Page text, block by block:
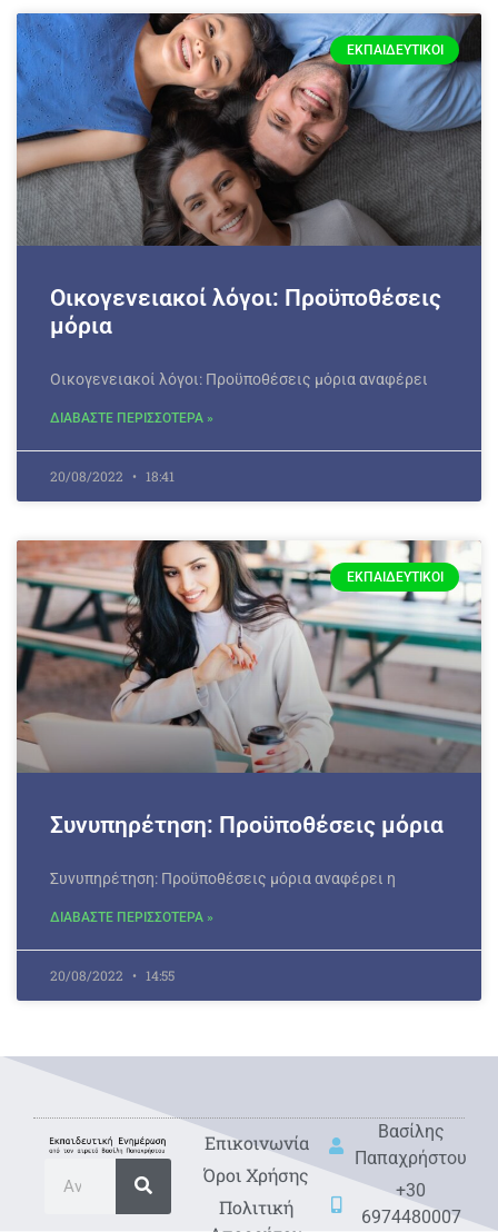
ΕΚΠΑΙΔΕΥΤΙΚΟΊ
Οικογενειακοί λόγοι: Προϋποθέσεις
μόρια
Οικογενειακοί λόγοι: Προϋποθέσεις μόρια αναφέρει
ΔΙΑΒΑΣΤΕ ΠΕΡΙΣΣΟΤΕΡΑ »
20/08/2022 18:41
ΕΚΠΑΙΔΕΥΤΙΚΟΊ
Συνυπηρέτηση: Προϋποθέσεις μόρια
Συνυπηρέτηση: Προϋποθέσεις μόρια αναφέρει η
ΔΙΑΒΑΣΤΕ ΠΕΡΙΣΣΟΤΕΡΑ »
20/08/2022 14:55
Eπικοινωνία
Όροι Χρήσης
Πολιτική
Βασίλης
Παπαχρήστου
+30
6974480007